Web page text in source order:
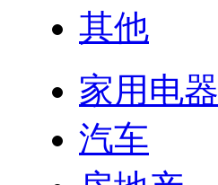
其他
家用电器
汽车